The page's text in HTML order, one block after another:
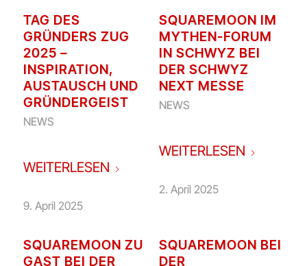
TAG DES
GRÜNDERS ZUG
2025 –
INSPIRATION,
AUSTAUSCH UND
GRÜNDERGEIST
NEWS
WEITERLESEN
9. April 2025
SQUAREMOON IM
MYTHEN-FORUM
IN SCHWYZ BEI
DER SCHWYZ
NEXT MESSE
NEWS
WEITERLESEN
2. April 2025
SQUAREMOON ZU
GAST BEI DER
SQUAREMOON BEI
DER